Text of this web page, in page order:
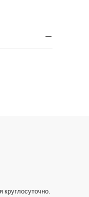
круглосуточно.